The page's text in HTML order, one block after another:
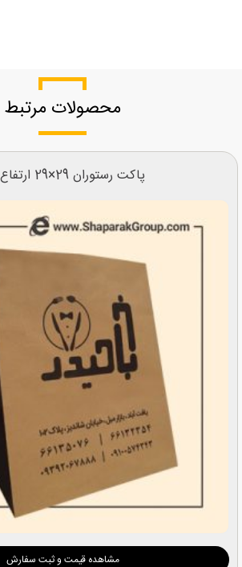
محصولات مرتبط
پاکت رستوران 29×29 ارتفاع 28
مشاهده قیمت و ثبت سفارش